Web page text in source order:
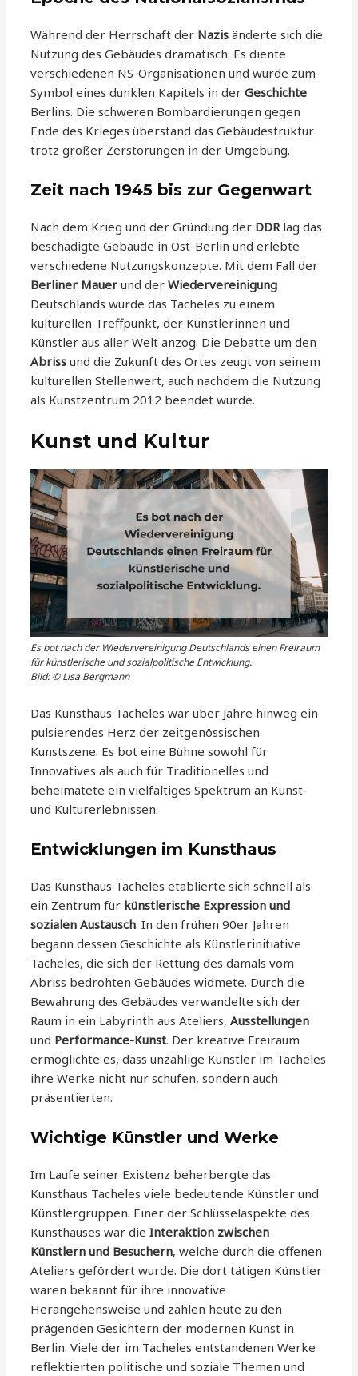
Während der Herrschaft der Nazis änderte sich die
Nutzung des Gebäudes dramatisch. Es diente
verschiedenen NS-Organisationen und wurde zum
Symbol eines dunklen Kapitels in derGeschichte
Berlins. Die schweren Bombardierungen gegen
Ende des Krieges überstand das Gebäudestruktur
trotz großer Zerstörungen in der Umgebung.
Zeit nach 1945 bis zur Gegenwart
Nach dem Krieg und der Gründung der DDRlag das
beschädigte Gebäude in Ost-Berlin und erlebte
verschiedene Nutzungskonzepte. Mit dem Fall der
Berliner Mauer und derWiedervereinigung
Deutschlands wurde das Tacheles zu einem
kulturellen Treffpunkt, der Künstlerinnen und
Künstler aus aller Welt anzog. Die Debatte um den
Abriss und die Zukunft des Ortes zeugt von seinem
kulturellen Stellenwert, auch nachdem die Nutzung
als Kunstzentrum 2012 beendet wurde.
Kunst und Kultur
Es bot nach der Wiedervereinigung Deutschlands einen Freiraum
für künstlerische und sozialpolitische Entwicklung.
Bild: © Lisa Bergmann
Das Kunsthaus Tacheles war über Jahre hinweg ein
pulsierendes Herz der zeitgenössischen
Kunstszene. Es bot eine Bühne sowohl für
Innovatives als auch für Traditionelles und
beheimatete ein vielfältiges Spektrum an Kunst-
und Kulturerlebnissen.
Entwicklungen im Kunsthaus
Das Kunsthaus Tacheles etablierte sich schnell als
ein Zentrum für künstlerische Expression und
sozialen Austausch. In den frühen 90er Jahren
begann dessen Geschichte als Künstlerinitiative
Tacheles, die sich der Rettung des damals vom
Abriss bedrohten Gebäudes widmete. Durch die
Bewahrung des Gebäudes verwandelte sich der
Raum in ein Labyrinth aus Ateliers,Ausstellungen
und Performance-Kunst. Der kreative Freiraum
ermöglichte es, dass unzählige Künstler im Tacheles
ihre Werke nicht nur schufen, sondern auch
präsentierten.
Wichtige Künstler und Werke
Im Laufe seiner Existenz beherbergte das
Kunsthaus Tacheles viele bedeutende Künstler und
Künstlergruppen. Einer der Schlüsselaspekte des
Kunsthauses war dieInteraktion zwischen
Künstlern und Besuchern, welche durch die offenen
Ateliers gefördert wurde. Die dort tätigen Künstler
waren bekannt für ihre innovative
Herangehensweise und zählen heute zu den
prägenden Gesichtern der modernen Kunst in
Berlin. Viele der im Tacheles entstandenen Werke
reflektierten politische und soziale Themen und